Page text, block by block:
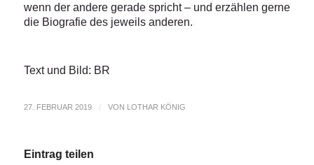
wenn der andere gerade spricht – und erzählen gerne
die Biografie des jeweils anderen.
Text und Bild: BR
27. FEBRUAR 2019 / VON LOTHAR KÖNIG
Eintrag teilen